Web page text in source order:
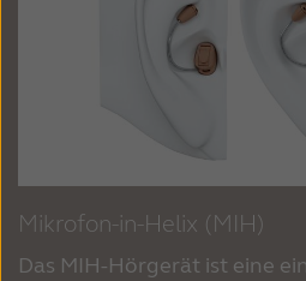
Mikrofon-in-Helix (MIH)
Das MIH-Hörgerät ist eine